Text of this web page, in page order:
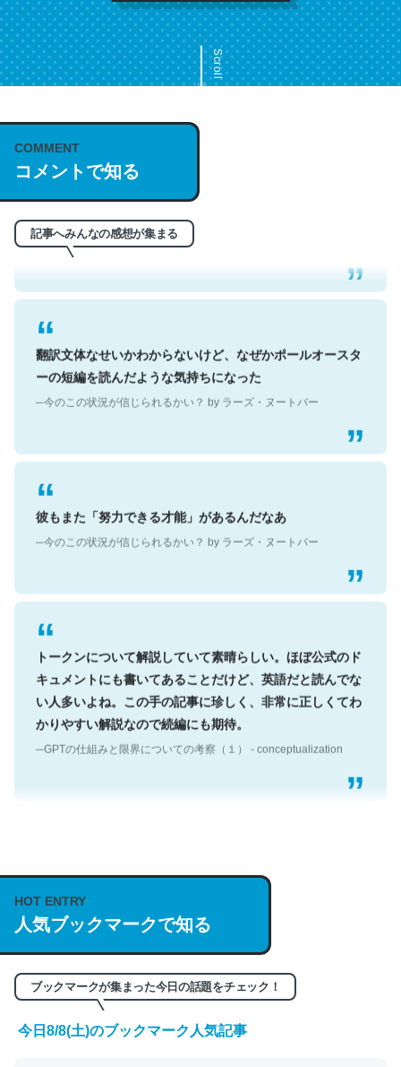
Scroll
COMMENT
コメントで知る
記事へみんなの感想が集まる
これは名文。彼はとてもクレバーなんだろうなと凄く思
う。英語少しでも読める人は原文もお勧め。自分はこの流
れ好き。Let’s Fucking Go. Then Covid hit. Shit.
─今のこの状況が信じられるかい？ by ラーズ・ヌートバー
翻訳文体なせいかわからないけど、なぜかポールオースタ
ーの短編を読んだような気持ちになった
彼もまた「努力できる才能」があるんだなあ
トークンについて解説していて素晴らしい。ほぼ公式のド
キュメントにも書いてあることだけど、英語だと読んでな
い人多いよね。この手の記事に珍しく、非常に正しくてわ
かりやすい解説なので続編にも期待。
─GPTの仕組みと限界についての考察（１） - conceptualization
説してる記事が少ないので貴重な良記事。/続編来た
https://isobe324649.hatenablog.com/entry/2023/03/27
/064121
─GPTの仕組みと限界についての考察（１） - conceptualization
HOT ENTRY
人気ブックマークで知る
ブックマークが集まった今日の話題をチェック！
今日8/8(土)のブックマーク人気記事